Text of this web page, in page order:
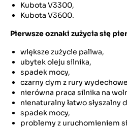
Kubota V3300,
Kubota V3600.
Pierwsze oznaki zużycia się
większe zużycie paliwa,
ubytek oleju silnika,
spadek mocy,
czarny dym z rury
nierówna praca silnika na
nienaturalny łatwo słyszalny
spadek mocy,
problemy z uruchomieniem